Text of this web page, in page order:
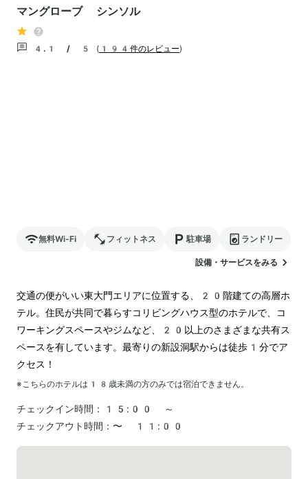
マングローブ シンソル
4.1 / 5 ( 194件のレビュー)
無料Wi-Fi フィットネス 駐車場 ランドリー
設備・サービスをみる
交通の便がいい東大門エリアに位置する、20階建ての高層ホ
テル。住民が共同で暮らすコリビングハウス型のホテルで、コ
ワーキングスペースやジムなど、20以上のさまざまな共有ス
ペースを有しています。最寄りの新設洞駅からは徒歩1分でア
クセス！
※こちらのホテルは 18 歳未満の方のみでは宿泊できません。
チェックイン時間：
15:00 ～
チェックアウト時間： 〜 11:00